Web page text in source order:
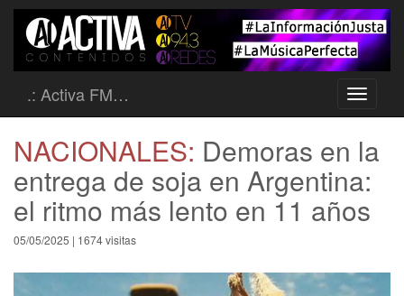
Toggle
.: Activa FM…
NACIONALES: Demoras en la
entrega de soja en Argentina:
el ritmo más lento en 11 años
05/05/2025 | 1674 visitas